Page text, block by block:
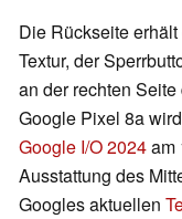
Die Rückseite
Textur, der
an der rechten
Google Pixel 8a
Google I/O 2024am
Ausstattung des
Googles aktuellen